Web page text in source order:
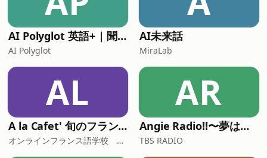
AI Polyglot 英語+ | 聞き流し English
AI Polyglot
AI未来話
MiraLab
AL
A la Cafet' 旬のフランス・フランス語学習方法をご紹介
オンラインフランス語学校 アンサンブル アン フランセ
AR
Angie Radio!!〜夢は口に出せば叶う!〜
TBS RADIO